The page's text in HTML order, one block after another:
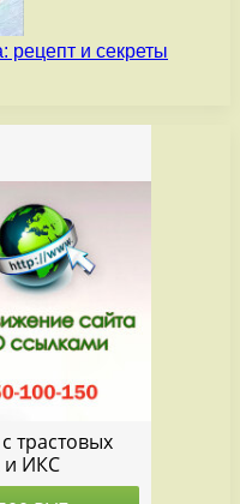
рецепт и секреты